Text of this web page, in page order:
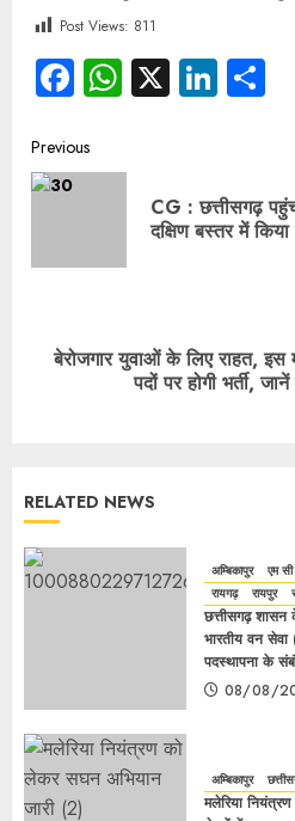
Post Views: 811
Facebook
WhatsApp
X
Previous
CG : छत्तीसगढ़
दक्षिण बस्तर में
बेरोजगार युवाओं के लिए राहत,
पदों पर होगी भर्ती,
RELATED NEWS
अम्बिकापुर एम सी
रायगढ़
रायपुर
छत्तीसगढ़ शासन
भारतीय वन
पदस्थापना के
08/08/
अम्बिकापुर
मलेरिया